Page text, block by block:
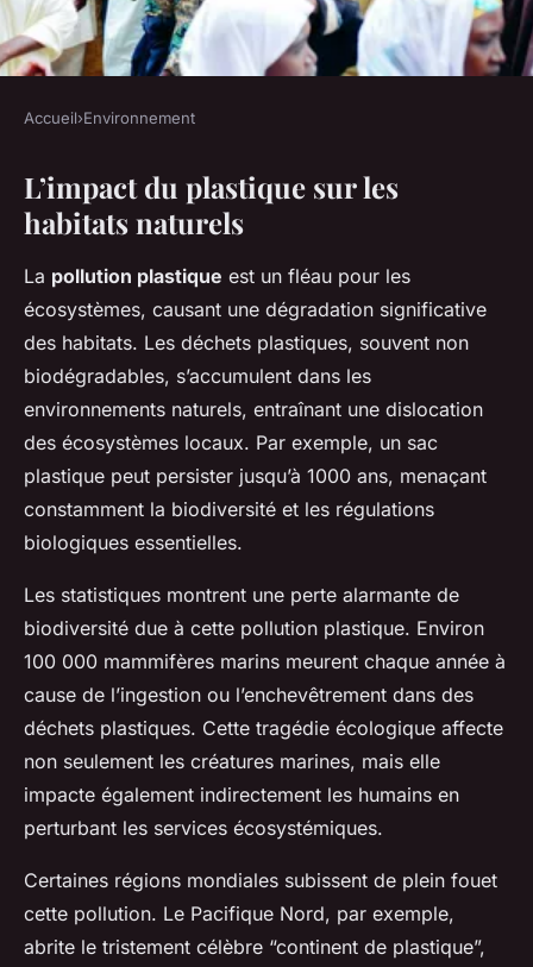
Impact Dévastateur du
Plastique : La Disparition des
Habitats Naturels
Nino•26 avril 2025 5 min de lecture
Accueil›Environnement
L’impact du plastique sur les
habitats naturels
La pollution plastique est un fléau pour les
écosystèmes, causant une dégradation significative
des habitats. Les déchets plastiques, souvent non
biodégradables, s’accumulent dans les
environnements naturels, entraînant une dislocation
des écosystèmes locaux. Par exemple, un sac
plastique peut persister jusqu’à 1000 ans, menaçant
constamment la biodiversité et les régulations
biologiques essentielles.
Les statistiques montrent une perte alarmante de
biodiversité due à cette pollution plastique. Environ
100 000 mammifères marins meurent chaque année à
cause de l’ingestion ou l’enchevêtrement dans des
déchets plastiques. Cette tragédie écologique affecte
non seulement les créatures marines, mais elle
impacte également indirectement les humains en
perturbant les services écosystémiques.
Certaines régions mondiales subissent de plein fouet
cette pollution. Le Pacifique Nord, par exemple,
abrite le tristement célèbre “continent de plastique”,